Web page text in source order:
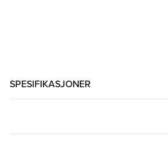
SPESIFIKASJONER